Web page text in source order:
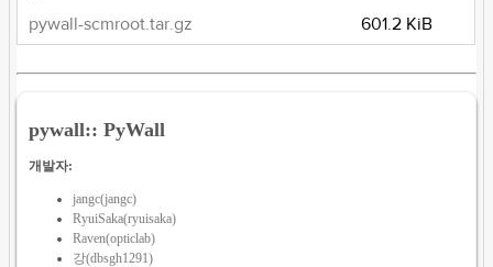
pywall-scmroot.tar.gz
601.2 KiB
pywall:: PyWall
개발자:
jangc(jangc)
RyuiSaka(ryuisaka)
Raven(opticlab)
강(dbsgh1291)